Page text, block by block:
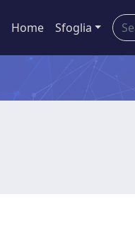
Home Sfoglia